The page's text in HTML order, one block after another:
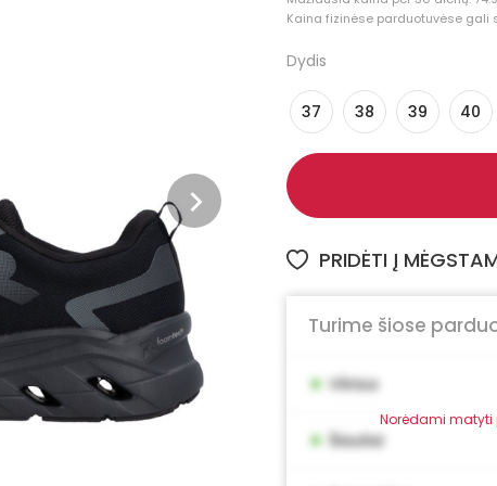
Kaina fizinėse parduotuvėse gali
Dydis
37 38 39 40
PRIDĖTI Į
Turime šiose
Norėdami matyti
• Vilnius
• Šiauliai